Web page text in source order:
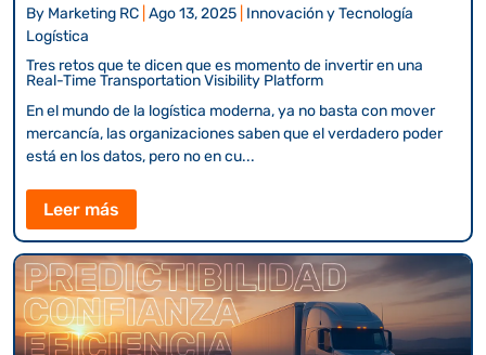
By Marketing RC Ago 13, 2025 Innovación y Tecnología
Logística
Tres retos que te dicen que es momento de invertir en una
Real-Time Transportation Visibility Platform
En el mundo de la logística moderna, ya no basta con mover
mercancía, las organizaciones saben que el verdadero poder
está en los datos, pero no en cu...
Leer más